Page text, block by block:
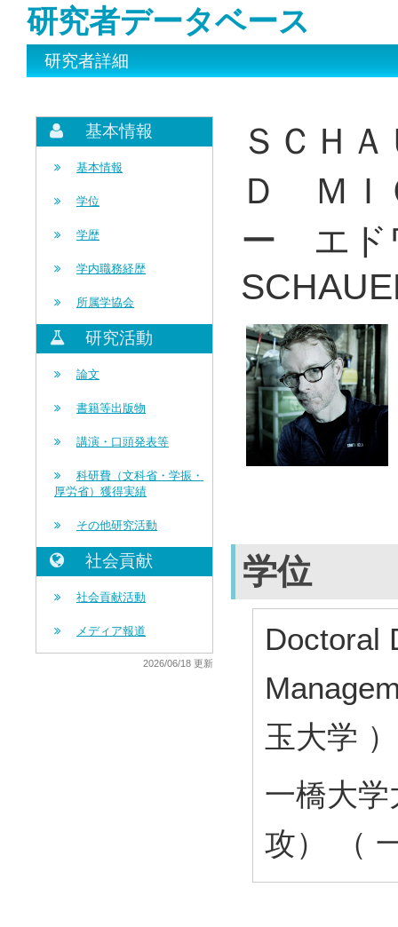
研究者データベース
研究者詳細
基本情報
基本情報
学位
学歴
学内職務経歴
所属学協会
研究活動
論文
書籍等出版物
講演・口頭発表等
科研費（文科省・学振・
厚労省）獲得実績
その他研究活動
社会貢献
社会貢献活動
メディア報道
2026/06/18 更新
ＳＣＨ
Ｄ ＭＩ
ー エド
学位
Doctoral
玉大学 ）
一橋大
攻） （